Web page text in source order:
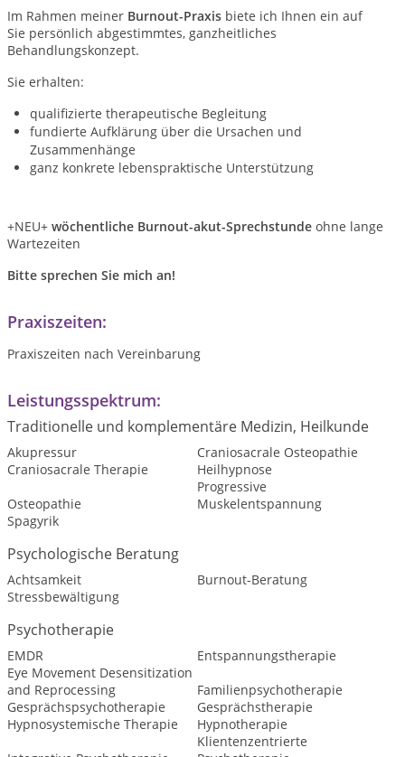
Im Rahmen meiner Burnout-Praxis biete ich Ihnen ein auf
Sie persönlich abgestimmtes, ganzheitliches
Behandlungskonzept.
Sie erhalten:
qualifizierte therapeutische Begleitung
fundierte Aufklärung über die Ursachen und
Zusammenhänge
ganz konkrete lebenspraktische Unterstützung
+NEU+ wöchentliche Burnout-akut-Sprechstunde ohne lange
Wartezeiten
Bitte sprechen Sie mich an!
Praxiszeiten:
Praxiszeiten nach Vereinbarung
Leistungsspektrum:
Traditionelle und komplementäre Medizin, Heilkunde
Akupressur
Craniosacrale Osteopathie
Craniosacrale Therapie
Heilhypnose
Osteopathie
Progressive
Muskelentspannung
Spagyrik
Psychologische Beratung
Achtsamkeit
Burnout-Beratung
Stressbewältigung
Psychotherapie
EMDR
Entspannungstherapie
Eye Movement Desensitization
and Reprocessing
Familienpsychotherapie
Gesprächspsychotherapie
Gesprächstherapie
Hypnosystemische Therapie
Hypnotherapie
Klientenzentrierte